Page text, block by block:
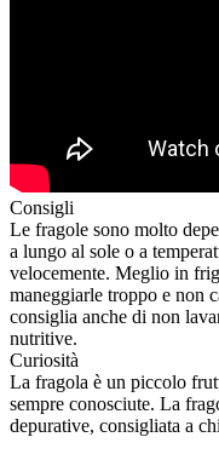
Consigli
Le fragole sono molto
a lungo al sole o a
velocemente. Meglio in
maneggiarle troppo e non
consiglia anche di non
nutritive.
Curiosità
La fragola è un piccolo
sempre conosciute. La
depurative, consigliata a